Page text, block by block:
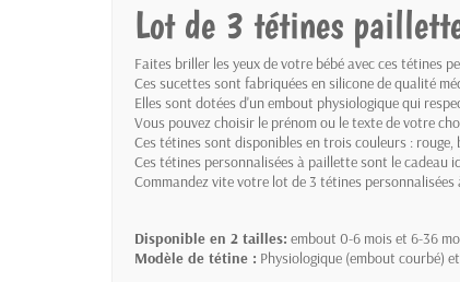
Lot de 3 tétines
Faites briller les yeux de votre bébé avec ces tétines
Ces sucettes sont fabriquées en silicone de qualité
Elles sont dotées d'un embout physiologique qui
Vous pouvez choisir le prénom ou le texte de votre
Ces tétines sont disponibles en trois couleurs : rouge,
Ces tétines personnalisées à paillette sont le cadeau
Commandez vite votre lot de 3 tétines
Disponible en 2 tailles: embout 0-6 mois et 6-36
Modèle de tétine : Physiologique (embout courbé)